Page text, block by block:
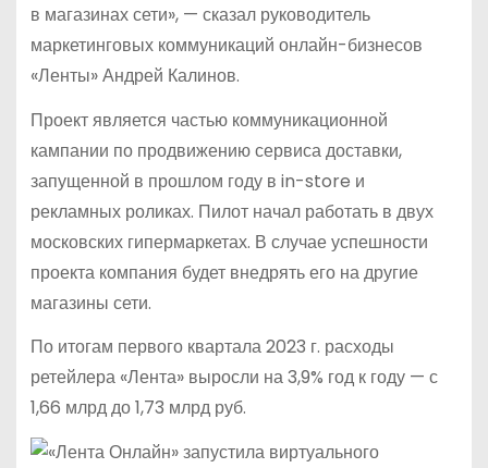
в магазинах сети», — сказал руководитель
маркетинговых коммуникаций онлайн-бизнесов
«Ленты» Андрей Калинов.
Проект является частью коммуникационной
кампании по продвижению сервиса доставки,
запущенной в прошлом году в in-store и
рекламных роликах. Пилот начал работать в двух
московских гипермаркетах. В случае успешности
проекта компания будет внедрять его на другие
магазины сети.
По итогам первого квартала 2023 г. расходы
ретейлера «Лента» выросли на 3,9% год к году — с
1,66 млрд до 1,73 млрд руб.